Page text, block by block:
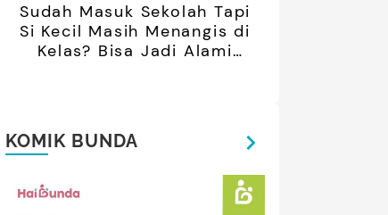
Sudah Masuk Sekolah Tapi
Si Kecil Masih Menangis di
Kelas? Bisa Jadi Alami
KOMIK BUNDA